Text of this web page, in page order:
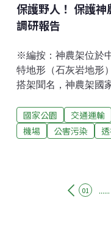
保護野人！ 保護
調研報告
※編按：神農架位於
特地形（石灰岩地形
搭架聞名，神農架國
當局建設「中國最美
座山峰、填埋數百溶
2年的工程期間以炸
國家公園 交通運輸
機場
公害污染
01 ......